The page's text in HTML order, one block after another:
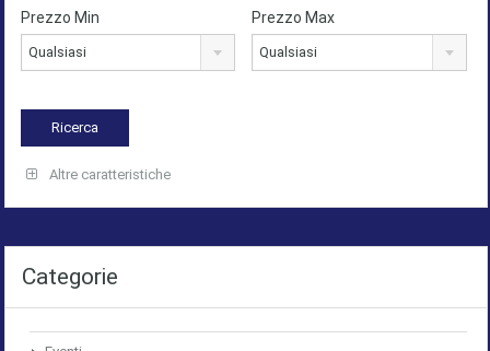
Prezzo Min
Qualsiasi
Prezzo Max
Qualsiasi
Altre caratteristiche
Categorie